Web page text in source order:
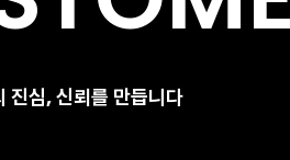
진심, 신뢰를 만듭니다